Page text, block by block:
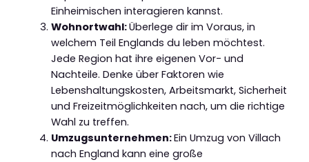
Einheimischen interagieren kannst.
Wohnortwahl:Überlege dir im Voraus, in
welchem Teil Englands du leben möchtest.
Jede Region hat ihre eigenen Vor- und
Nachteile. Denke über Faktoren wie
Lebenshaltungskosten, Arbeitsmarkt, Sicherheit
und Freizeitmöglichkeiten nach, um die richtige
Wahl zu treffen.
Umzugsunternehmen:Ein Umzug von Villach
nach England kann eine große